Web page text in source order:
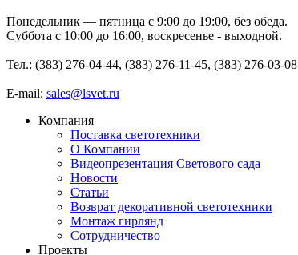
Понедельник — пятница с 9:00 до 19:00, без обеда.
Суббота с 10:00 до 16:00, воскресенье - выходной.
Тел.: (383) 276-04-44, (383) 276-11-45, (383) 276-03-08
E-mail: sales@lsvet.ru
Компания
Поставка светотехники
О Компании
Видеопрезентация Светового сада
Новости
Статьи
Возврат декоративной светотехники
Монтаж гирлянд
Сотрудничество
Проекты